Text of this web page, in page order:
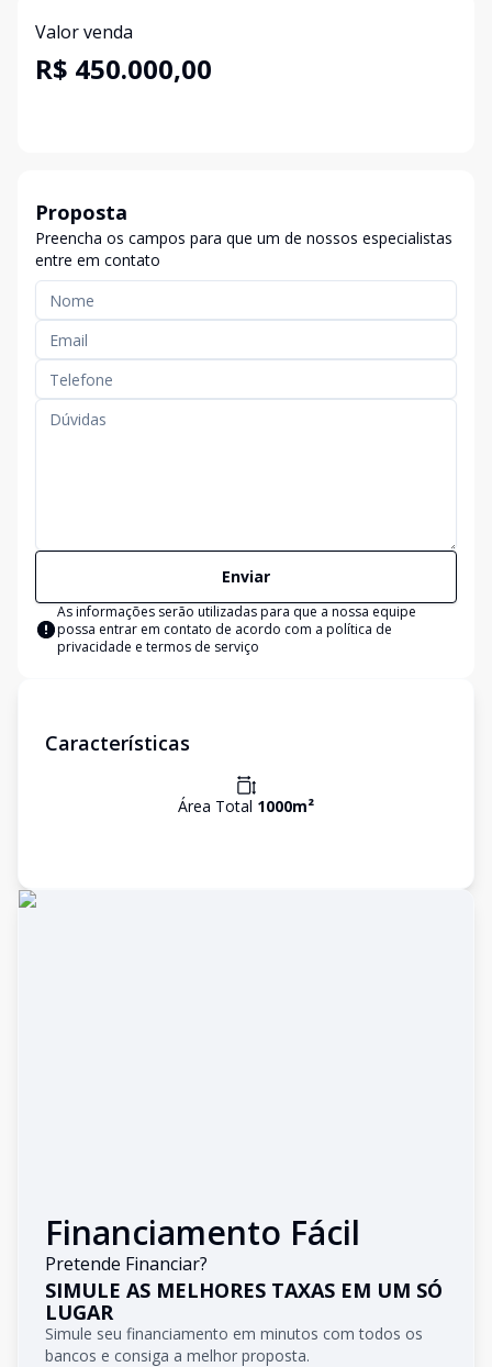
Valor venda
R$ 450.000,00
Proposta
Preencha os campos para que um de nossos especialistas
entre em contato
Enviar
As informações serão utilizadas para que a nossa equipe
possa entrar em contato de acordo com a política de
privacidade e termos de serviço
Características
Área Total 1000m²
Financiamento Fácil
Pretende Financiar?
SIMULE AS MELHORES TAXAS EM UM SÓ
LUGAR
Simule seu financiamento em minutos com todos os
bancos e consiga a melhor proposta.